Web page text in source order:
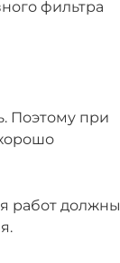
фильтра
Поэтому при
работ должны